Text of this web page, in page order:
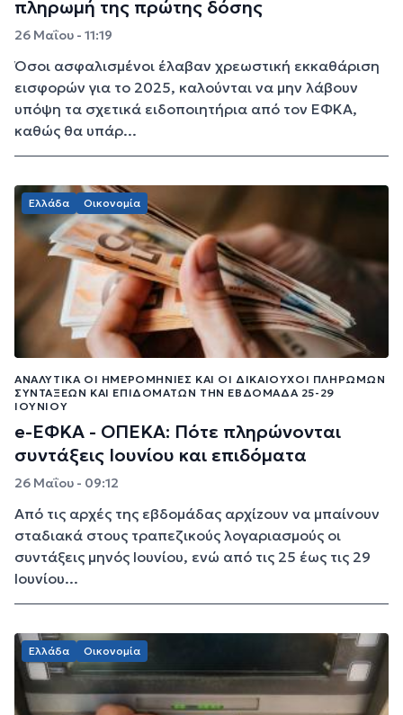
πληρωμή της πρώτης δόσης
26 Μαΐου - 11:19
Όσοι ασφαλισμένοι έλαβαν χρεωστική εκκαθάριση
εισφορών για το 2025, καλούνται να μην λάβουν
υπόψη τα σχετικά ειδοποιητήρια από τον ΕΦΚΑ,
καθώς θα υπάρ...
Ελλάδα Οικονομία
ΑΝΑΛΥΤΙΚΆ ΟΙ ΗΜΕΡΟΜΗΝΊΕΣ ΚΑΙ ΟΙ ΔΙΚΑΙΟΎΧΟΙ ΠΛΗΡΩΜΏΝ
ΣΥΝΤΆΞΕΩΝ ΚΑΙ ΕΠΙΔΟΜΆΤΩΝ ΤΗΝ ΕΒΔΟΜΆΔΑ 25-29
ΙΟΥΝΊΟΥ
e-ΕΦΚΑ - ΟΠΕΚΑ: Πότε πληρώνονται
συντάξεις Ιουνίου και επιδόματα
26 Μαΐου - 09:12
Από τις αρχές της εβδομάδας αρχίzουν να μπαίνουν
σταδιακά στους τραπεζικούς λογαριασμούς οι
συντάξεις μηνός Ιουνίου, ενώ από τις 25 έως τις 29
Ιουνίου...
Ελλάδα Οικονομία